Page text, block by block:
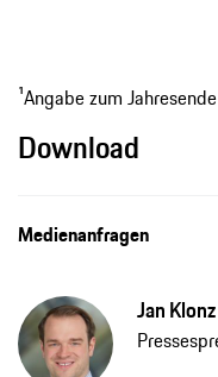
¹Angabe zum
Download
Medienanfragen
Jan Klonz